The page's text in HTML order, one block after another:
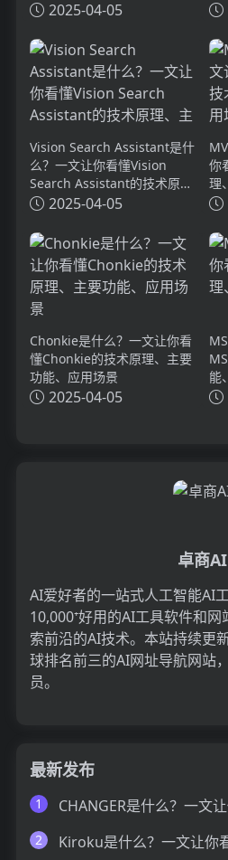
2025-04-05
Vision Search Assistant是什
么？一文让你看懂Vision
Search Assistant的技术原
理、主要功能、应用场景
2025-04-05
你
理
Chonkie是什么？一文让你看
懂Chonkie的技术原理、主要
功能、应用场景
2025-04-05
能
卓商AI
AI爱好者的一站式人工智能AI
10,000⁺好用的AI工具软件和
索前沿的AI技术。本站持续更
球排名前三的AI网址导航网站
员。
最新发布
1
2